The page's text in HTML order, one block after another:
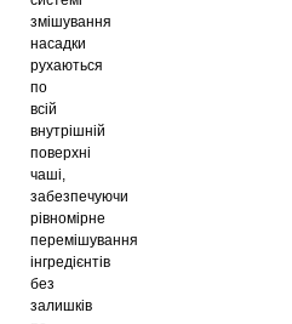
змішування
насадки
рухаються
по
всій
внутрішній
поверхні
чаші,
забезпечуючи
рівномірне
перемішування
інгредієнтів
без
залишків